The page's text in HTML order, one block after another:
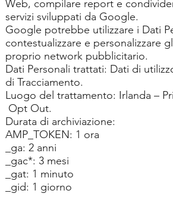
Web, compilare report e
servizi sviluppati da Google.
Google potrebbe utilizzare i Dati
contestualizzare e personalizzare
proprio network pubblicitario.
Dati Personali trattati: Dati di
di Tracciamento.
Luogo del trattamento: Irlanda –
Opt Out.
Durata di archiviazione:
AMP_TOKEN: 1 ora
_ga: 2 anni
_gac*: 3 mesi
_gat: 1 minuto
_gid: 1 giorno